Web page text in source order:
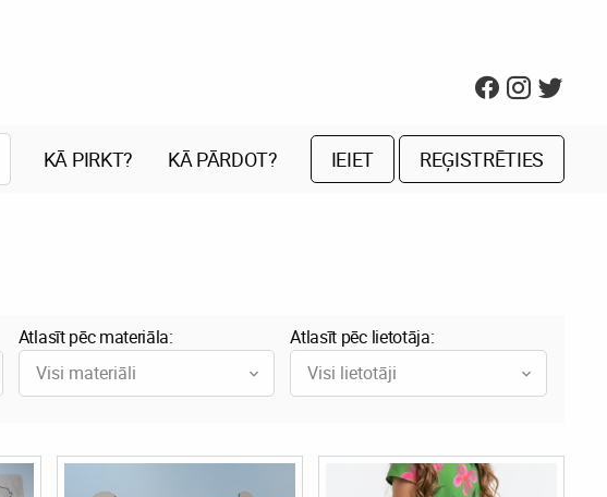
KĀ PIRKT? KĀ PĀRDOT? IEIET REĢISTRĒTIES
Atlasīt pēc materiāla:
Visi materiāli
Atlasīt pēc lietotāja:
Visi lietotāji